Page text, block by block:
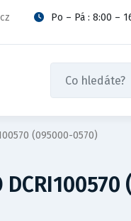
Po – Pá : 8:00 –
(095000-0570)